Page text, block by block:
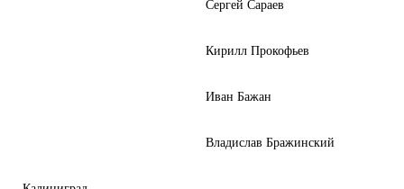
Сергей Сараев
Кирилл Прокофьев
Иван Бажан
Владислав Бражинский